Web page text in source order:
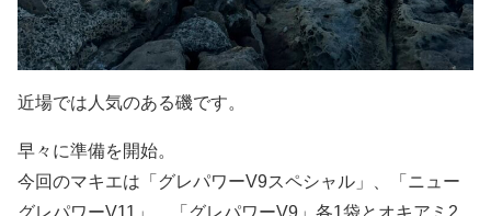
近場では人気のある磯です。
早々に準備を開始。
今回のマキエは「グレパワーV9スペシャル」、「ニュー
グレパワーV11」、「グレパワーV9」各1袋とオキアミ2